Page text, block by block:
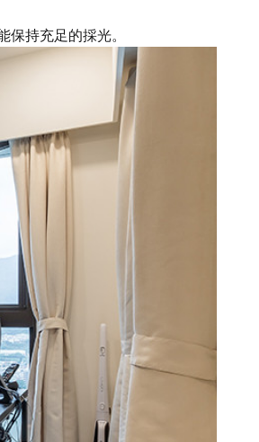
保持充足的採光。